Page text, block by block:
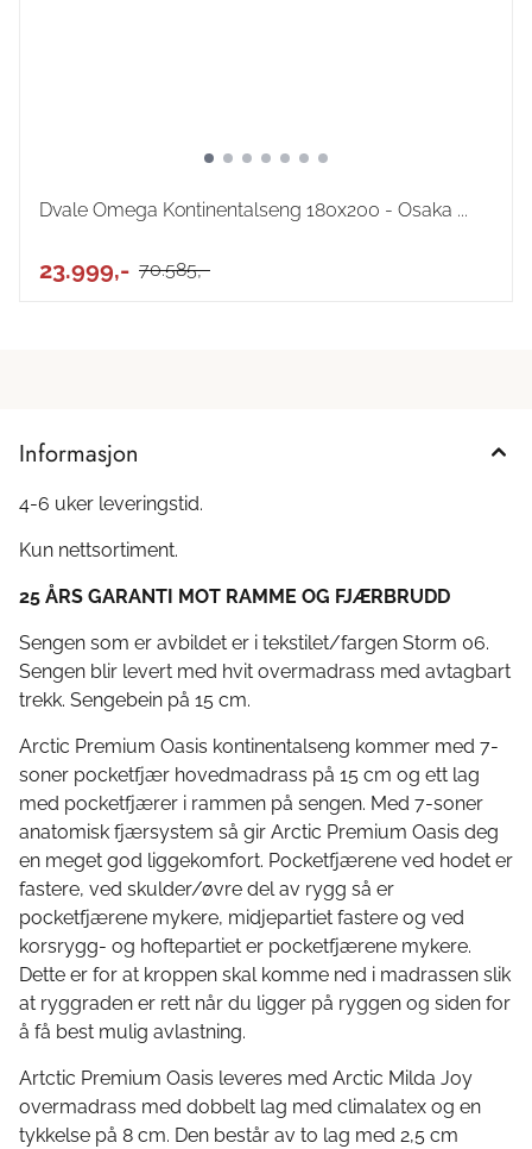
Dvale Omega Kontinentalseng 180x200 - Osaka ...
23.999,- 70.585,-
Informasjon
4-6 uker leveringstid.
Kun nettsortiment.
25 ÅRS GARANTI MOT RAMME OG FJÆRBRUDD
Sengen som er avbildet er i tekstilet/fargen Storm 06.
Sengen blir levert med hvit overmadrass med avtagbart
trekk. Sengebein på 15 cm.
Arctic Premium Oasis kontinentalseng kommer med 7-
soner pocketfjær hovedmadrass på 15 cm og ett lag
med pocketfjærer i rammen på sengen. Med 7-soner
anatomisk fjærsystem så gir Arctic Premium Oasis deg
en meget god liggekomfort. Pocketfjærene ved hodet er
fastere, ved skulder/øvre del av rygg så er
pocketfjærene mykere, midjepartiet fastere og ved
korsrygg- og hoftepartiet er pocketfjærene mykere.
Dette er for at kroppen skal komme ned i madrassen slik
at ryggraden er rett når du ligger på ryggen og siden for
å få best mulig avlastning.
Artctic Premium Oasis leveres med Arctic Milda Joy
overmadrass med dobbelt lag med climalatex og en
tykkelse på 8 cm. Den består av to lag med 2,5 cm